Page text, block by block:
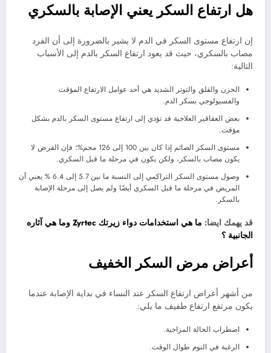
هل ارتفاع السكر يعني الإصابة بالسكري
إن ارتفاع مستوى السكر في الدم لا يشير بالضرورة إلى أن الفرد
مصاب بالسكري، حيث قد يعود ارتفاع السكر بالدم إلى الأسباب
التالية:
الحزن والقلق والتوتر الشديد هي أحد عوامل الارتفاع المؤقت
والفسيولوجي بسكر الدم.
بعض العقاقير العلاجية قد تؤدي إلى ارتفاع مستوى السكر بالدم بشكل
مؤقت.
مستوى السكر الصائم إذا كان بين 100 إلى 126 مجم%؛ فإن الفرض لا
يكون مصاب بالسكر، ولكن يكون في مرحلة ما قبل السكري.
وصول مستوى السكر التراكمي إلى النسبة ما بين 5.7 إلى 6.4 % يعني أن
المريض في مرحلة ما قبل السكري أيضًا ولم يصل إلى مرحلة الإصابة
بالسكر.
قد يهمك ايضا:
ما هي استخدامات دواء زيرتك Zyrtec وما هي آثاره
الجانبية ؟
أعراض مرض السكر الخفيف
من أشهر أعراض ارتفاع السكر عند النساء في بداية الإصابة عندما
يكون مرتفع ارتفاع طفيف ما يلي:
اضطراب الحالة المزاجية.
الرغبة في النوم طوال الوقت.